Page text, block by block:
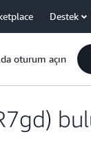
Destek
oturum açın